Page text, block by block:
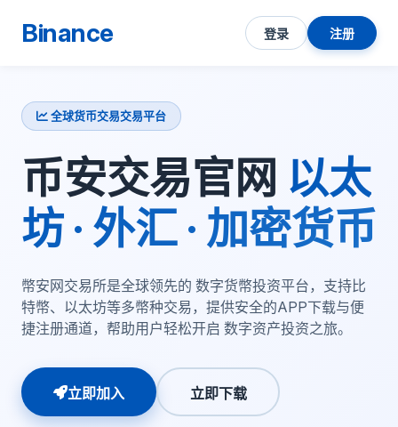
Binance 登录 注册
全球货币交易交易平台
币安交易官网 以太
坊 · 外汇 · 加密货币
幣安网交易所是全球领先的 数字货幣投资平台，支持比
特幣、以太坊等多幣种交易，提供安全的APP下载与便
捷注册通道，帮助用户轻松开启 数字资产投资之旅。
立即加入 立即下载